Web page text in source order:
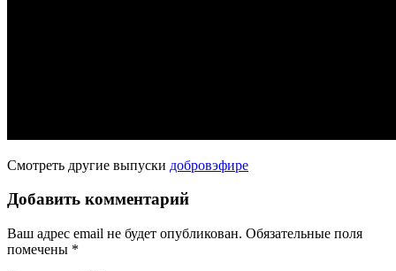
Смотреть другие выпуски добровэфире
Добавить комментарий
Ваш адрес email не будет опубликован. Обязательные поля
помечены *